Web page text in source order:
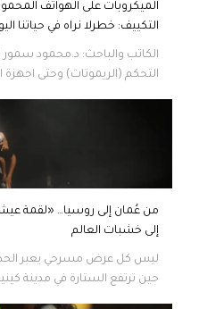
الميكروبات على الهواتف
التكييف: خطرلا نراه في حياتنا
الكاتب والباحث: د.محمود
التحكم (الريموتات) وحتى اجهزة
من عُمان إلى روسيا… «لقمة
إلى خشبات العالم
ليس كل عرض مسرحي يعبر
حين ترتفع الستارة في مدينة